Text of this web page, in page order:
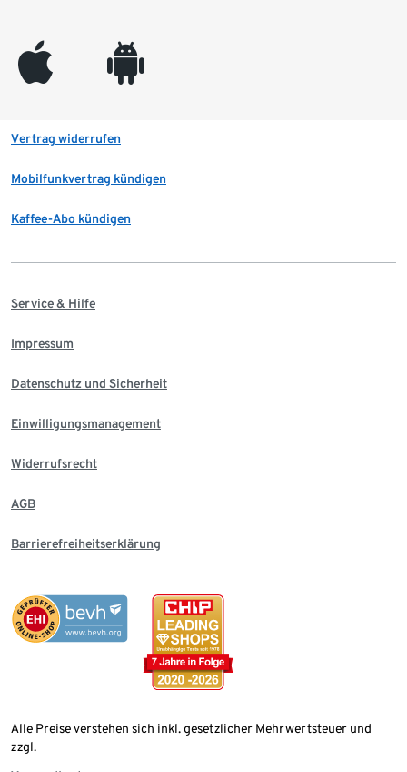
appleinc android
Vertrag widerrufen
Mobilfunkvertrag kündigen
Kaffee-Abo kündigen
Service & Hilfe
Impressum
Datenschutz und Sicherheit
Einwilligungsmanagement
Widerrufsrecht
AGB
Barrierefreiheitserklärung
Alle Preise verstehen sich inkl. gesetzlicher Mehrwertsteuer und
zzgl.